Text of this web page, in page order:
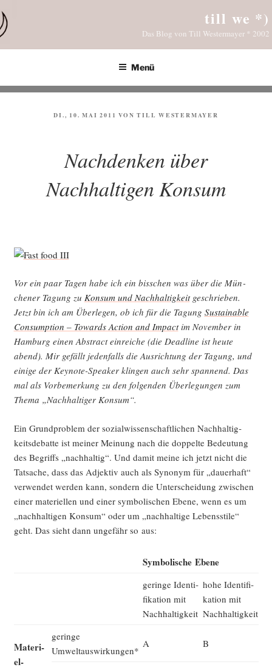
Inhalt
springen
till we *)
Das Blog von Till Westermayer * 2002
Menü
VERÖFFENTLICHT
DI., 10. MAI 2011 VONTILL WESTERMAYER
Nachdenken über
Nachhaltigen Konsum
Vor ein paar Tagen habe ich ein biss­chen was über die Mün­
che­ner Tagung zu Kon­sum und Nach­hal­tig­keitgeschrie­ben.
Jetzt bin ich am Über­le­gen, ob ich für die Tagung Sus­tainable
Con­sump­ti­on – Towards Action and Impactim Novem­ber in
Ham­burg einen Abs­tract ein­rei­che (die Dead­line ist heu­te
abend). Mir gefällt jeden­falls die Aus­rich­tung der Tagung, und
eini­ge der Key­note-Spea­k­er klin­gen auch sehr span­nend. Das
mal als Vor­be­mer­kung zu den fol­gen­den Über­le­gun­gen zum
The­ma „Nach­hal­ti­ger Konsum“.
Ein Grund­pro­blem der sozi­al­wis­sen­schaft­li­chen Nach­hal­tig­
keits­de­bat­te ist mei­ner Mei­nung nach die dop­pel­te Bedeu­tung
des Begriffs „nach­hal­tig“. Und damit mei­ne ich jetzt nicht die
Tat­sa­che, dass das Adjek­tiv auch als Syn­onym für „dau­er­haft“
ver­wen­det wer­den kann, son­dern die Unter­schei­dung zwi­schen
einer mate­ri­el­len und einer sym­bo­li­schen Ebe­ne, wenn es um
„nach­hal­ti­gen Kon­sum“ oder um „nach­hal­ti­ge Lebens­sti­le“
geht. Das sieht dann unge­fähr so aus:
Sym­bo­li­sche Ebene
gerin­ge Iden­ti­
fi­ka­ti­on mit
Nachhaltigkeit
hohe Iden­ti­fi­
ka­ti­on mit
Nachhaltigkeit
Mate­ri­
el­
gerin­ge
Umweltauswirkungen*
A B